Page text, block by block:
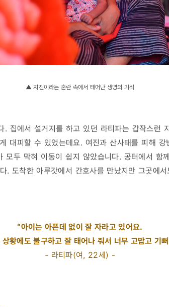
▲ 지진이라는 혼란 속에서 태어난 생명의 기적
. 집에서 설거지를 하고 있던 라티파는 갑작스런
대피할 수 있었는데요. 여진과 산사태를 피해
모두 막혀 이동이 쉽지 않았습니다. 공터에서 함
. 도착한 아루갓에서 간호사를 만났지만 그곳에
“아이는 아픈데 없이 잘 자라고 있어요.
상황에도 불구하고 잘 태어나 줘서 너무 고맙고 기
- 라티파(여, 22세) -